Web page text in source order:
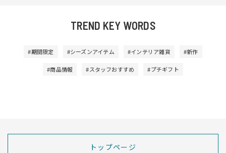
TREND KEY WORDS
#期間限定 #シーズンアイテム #インテリア雑貨 #新作
#商品情報 #スタッフおすすめ #プチギフト
トップページ